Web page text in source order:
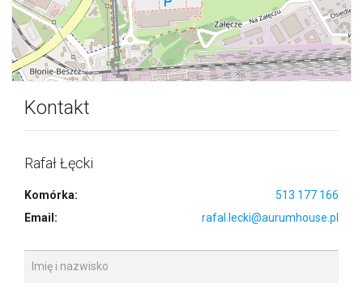
Kontakt
Rafał Łęcki
Komórka:
513 177 166
Email:
rafal.lecki@aurumhouse.pl